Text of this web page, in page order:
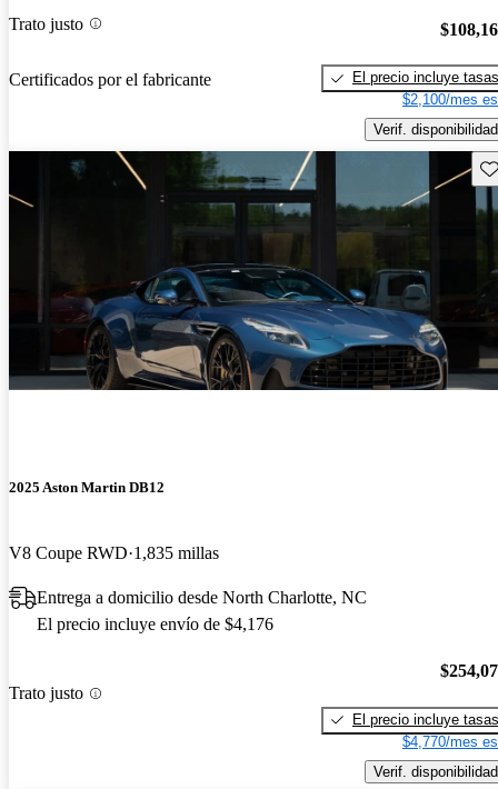
Trato justo
Certificados por el fabricante
El precio incluye tasas
$2,100/mes
Verif. disponibilidad
2025 Aston Martin DB12
V8 Coupe RWD 1,835 millas
Entrega a domicilio desde North Charlotte, NC
El precio incluye envío de $4,176
Trato justo
El precio incluye tasas
$4,770/mes
Verif. disponibilidad